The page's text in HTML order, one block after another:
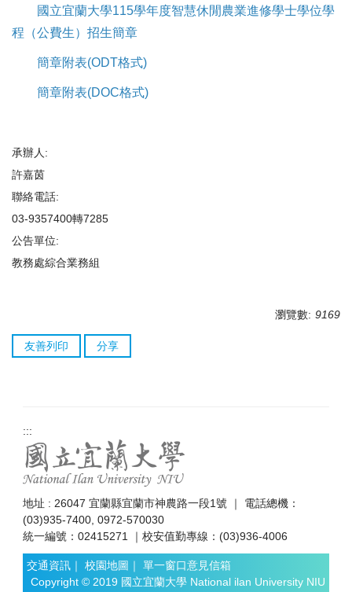
國立宜蘭大學115學年度智慧休閒農業進修學士學位學
程（公費生）招生簡章
簡章附表(ODT格式)
簡章附表(DOC格式)
承辦人:
許嘉茵
聯絡電話:
03-9357400轉7285
公告單位:
教務處綜合業務組
瀏覽數: 9169
友善列印 分享
:::
地址 : 26047 宜蘭縣宜蘭市神農路一段1號 ｜ 電話總機：
(03)935-7400, 0972-570030
統一編號：02415271 ｜校安值勤專線：(03)936-4006
交通資訊 ｜ 校園地圖 ｜ 單一窗口意見信箱
Copyright © 2019 國立宜蘭大學 National ilan University NIU